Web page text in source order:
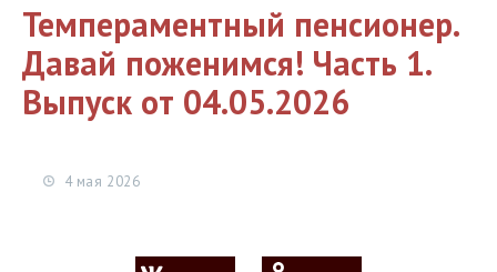
Темпераментный пенсионер.
Давай поженимся! Часть 1.
Выпуск от 04.05.2026
4 мая 2026